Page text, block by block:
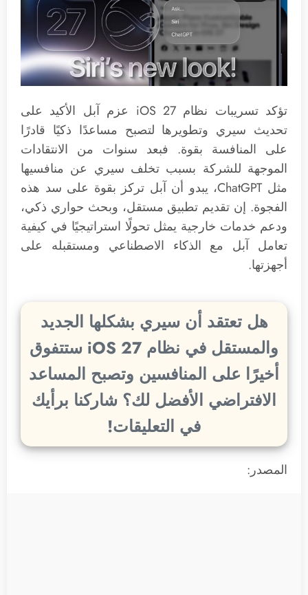
تؤكد تسريبات نظام iOS 27 عزم آبل الأكيد على
تحديث سيري وتطويرها لتصبح مساعدًا ذكيًا قادرًا
على المنافسة بقوة. فبعد سنوات من الانتقادات
الموجهة للشركة بسبب تخلف سيري عن منافسيها
مثل ChatGPT، يبدو أن آبل تركز بقوة على سد هذه
الفجوة. إن تقديم تطبيق مستقل، وبحث حواري ذكي،
ودعم خدمات خارجية يمثل تحولًا استراتيجيًا في كيفية
تعامل آبل مع الذكاء الاصطناعي ومستقبله على
أجهزتها.
هل تعتقد أن سيري بشكلها الجديد
والمستقل في نظام iOS 27 ستتفوق
أخيرًا على المنافسين وتصبح المساعد
الافتراضي الأفضل لك؟ شاركنا برأيك
في التعليقات!
المصدر: